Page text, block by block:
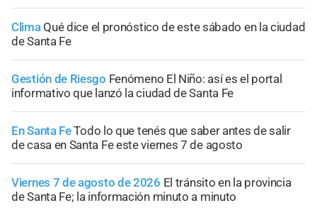
Clima Qué dice el pronóstico de este sábado en la ciudad
de Santa Fe
Gestión de Riesgo Fenómeno El Niño: así es el portal
informativo que lanzó la ciudad de Santa Fe
En Santa FeTodo lo que tenés que saber antes de salir
de casa en Santa Fe este viernes 7 de agosto
Viernes 7 de agosto de 2026 El tránsito en la provincia
de Santa Fe; la información minuto a minuto